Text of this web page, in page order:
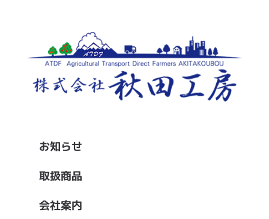
お知らせ
取扱商品
会社案内